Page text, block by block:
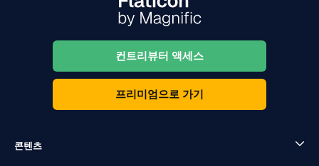
컨트리뷰터 액세스
프리미엄으로 가기
콘텐츠